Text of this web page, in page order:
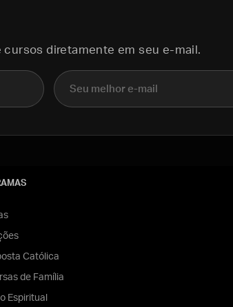
diretamente em seu e-mail.
E-mail
Católica
de Família
Espiritual